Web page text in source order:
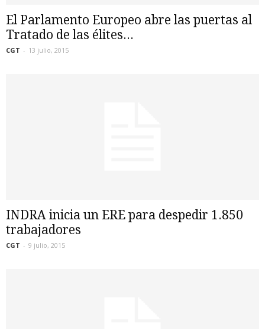
El Parlamento Europeo abre las puertas al
Tratado de las élites...
CGT - 13 julio, 2015
INDRA inicia un ERE para despedir 1.850
trabajadores
CGT - 9 julio, 2015